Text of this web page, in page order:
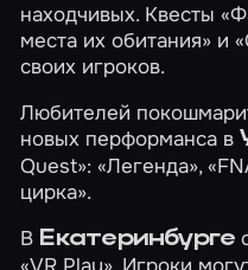
находчивых. Квесты
места их обитания» и
своих игроков.
Любителей
новых перформанса в
Quest»:«Легенда»,
цирка».
В Екатеринбурге